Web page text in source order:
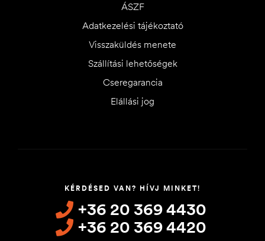
ÁSZF
Adatkezelési tájékoztató
Visszaküldés menete
Szállítási lehetőségek
Cseregarancia
Elállási jog
KÉRDÉSED VAN? HÍVJ MINKET!
+36 20 369 4430
+36 20 369 4420